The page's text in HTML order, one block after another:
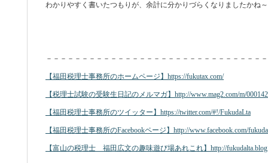
わかりやすく書いたつもりが、余計に分かりづらくなりましたかね～
－－－－－－－－－－－－－－－－－－－－－－－－－－－－－－
【福田税理士事務所のホームページ】https://fukutax.com/
【税理士試験の受験生日記のメルマガ】http://www.mag2.com/m/
【福田税理士事務所のツイッター】https://twitter.com/#!/FukudaLta
【福田税理士事務所のFacebookページ】http://www.facebook.com/
【富山の税理士 福田広文の趣味遊び場あれこれ】http://